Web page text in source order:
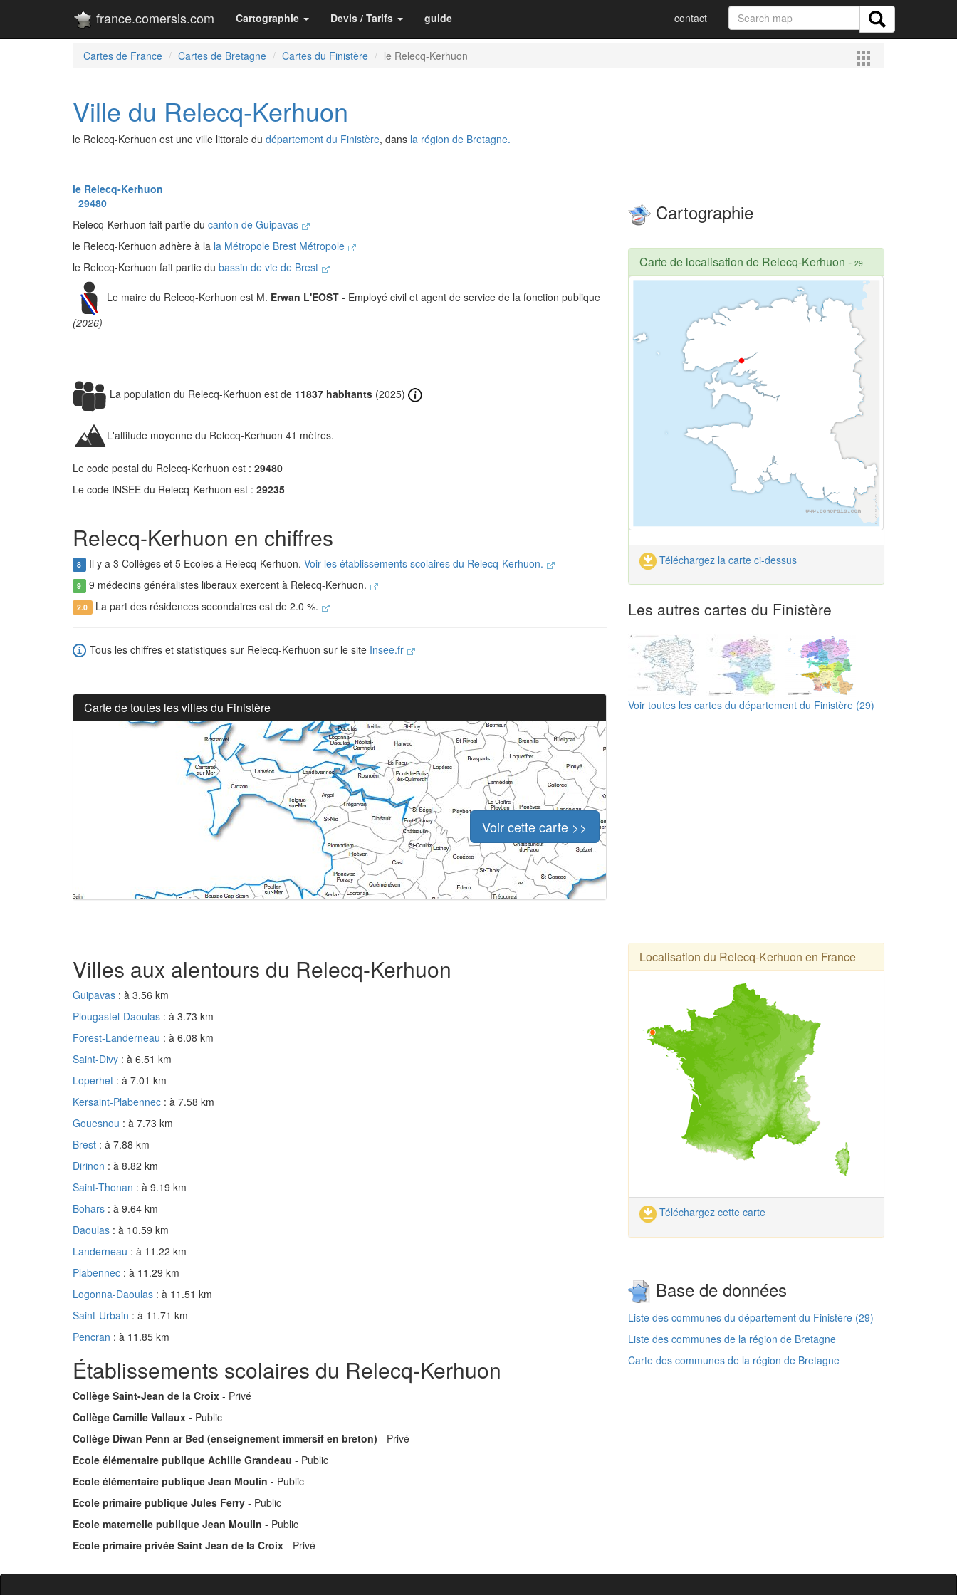
france.comersis.com Cartographie Devis / Tarifs guide contact
Cartes de France Cartes de Bretagne Cartes du Finistère le Relecq-Kerhuon
Ville du Relecq-Kerhuon
le Relecq-Kerhuon est une ville littorale du département du Finistère, dans la région de Bretagne.
le Relecq-Kerhuon
29480
Relecq-Kerhuon fait partie du canton de Guipavas
le Relecq-Kerhuon adhère à la la Métropole Brest Métropole
le Relecq-Kerhuon fait partie du bassin de vie de Brest
Le maire du Relecq-Kerhuon est M. Erwan L'EOST - Employé civil et agent de service de la fonction publique
(2026)
La population du Relecq-Kerhuon est de 11837 habitants (2025)
L'altitude moyenne du Relecq-Kerhuon 41 mètres.
Le code postal du Relecq-Kerhuon est : 29480
Le code INSEE du Relecq-Kerhuon est : 29235
Relecq-Kerhuon en chiffres
8 Il y a 3 Collèges et 5 Ecoles à Relecq-Kerhuon. Voir les établissements scolaires du Relecq-Kerhuon.
9 9 médecins généralistes liberaux exercent à Relecq-Kerhuon.
2.0 La part des résidences secondaires est de 2.0 %.
Tous les chiffres et statistiques sur Relecq-Kerhuon sur le site Insee.fr
Carte de toutes les villes du Finistère
Voir cette carte >>
Cartographie
Carte de localisation de Relecq-Kerhuon - 29
Téléchargez la carte ci-dessus
Les autres cartes du Finistère
Voir toutes les cartes du département du Finistère (29)
Villes aux alentours du Relecq-Kerhuon
Guipavas : à 3.56 km
Plougastel-Daoulas : à 3.73 km
Forest-Landerneau : à 6.08 km
Saint-Divy : à 6.51 km
Loperhet : à 7.01 km
Kersaint-Plabennec : à 7.58 km
Gouesnou : à 7.73 km
Brest : à 7.88 km
Dirinon : à 8.82 km
Saint-Thonan : à 9.19 km
Bohars : à 9.64 km
Daoulas : à 10.59 km
Landerneau : à 11.22 km
Plabennec : à 11.29 km
Logonna-Daoulas : à 11.51 km
Saint-Urbain : à 11.71 km
Pencran : à 11.85 km
Établissements scolaires du Relecq-Kerhuon
Collège Saint-Jean de la Croix - Privé
Collège Camille Vallaux - Public
Collège Diwan Penn ar Bed (enseignement immersif en breton) - Privé
Ecole élémentaire publique Achille Grandeau - Public
Ecole élémentaire publique Jean Moulin - Public
Ecole primaire publique Jules Ferry - Public
Ecole maternelle publique Jean Moulin - Public
Ecole primaire privée Saint Jean de la Croix - Privé
Localisation du Relecq-Kerhuon en France
Téléchargez cette carte
Base de données
Liste des communes du département du Finistère (29)
Liste des communes de la région de Bretagne
Carte des communes de la région de Bretagne